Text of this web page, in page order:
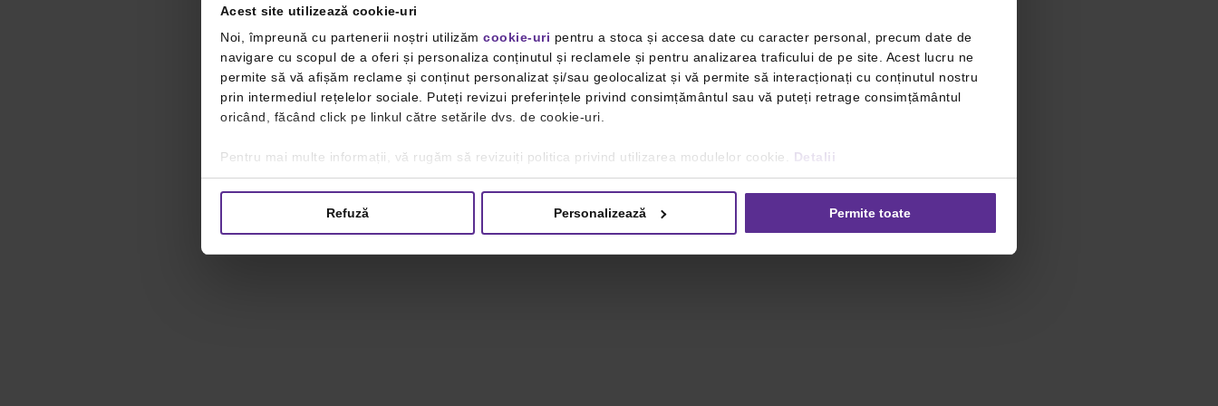
Acest site utilizează cookie-uri
Noi, împreună cu partenerii noștri utilizăm cookie-uri pentru a stoca și accesa date cu caracter personal, precum date de
navigare cu scopul de a oferi și personaliza conținutul și reclamele și pentru analizarea traficului de pe site. Acest lucru ne
permite să vă afișăm reclame și conținut personalizat și/sau geolocalizat și vă permite să interacționați cu conținutul nostru
prin intermediul rețelelor sociale. Puteți revizui preferințele privind consimțământul sau vă puteți retrage consimțământul
oricând, făcând click pe linkul către setările dvs. de cookie-uri.
Pentru mai multe informații, vă rugăm să revizuiți politica privind utilizarea modulelor cookie. Detalii
Refuză Personalizează Permite toate